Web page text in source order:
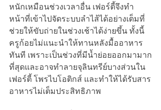
หนักเหมือนช่วงเวลาอื่น เฟอร์ตี้จึงทำ
หน้าที่เข้าไปจัดระบบลำไส้ได้อย่างเต็มที่
ช่วยให้ขับถ่ายในช่วงเช้าได้ง่ายขึ้น ทั้งนี้
ครูก้อยไม่แนะนำให้ทานหลังมื้ออาหาร
ทันที เพราะเป็นช่วงที่มีน้ำย่อยออกมามาก
ที่สุดและอาจทำลายจุลินทรีย์บางส่วนใน
เฟอร์ตี้ โพรไบโอติกส์ และทำให้ได้รับสาร
อาหารไม่เต็มประสิทธิภาพ